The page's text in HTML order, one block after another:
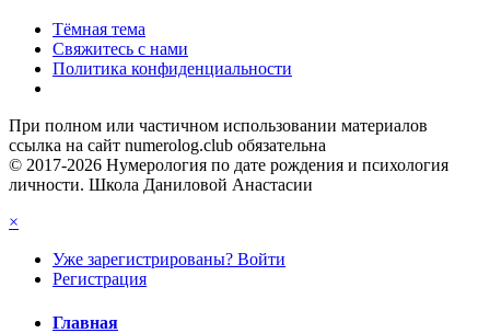
Тёмная тема
Свяжитесь с нами
Политика конфиденциальности
При полном или частичном использовании материалов
ссылка на сайт numerolog.club обязательна
© 2017-2026 Нумерология по дате рождения и психология
личности. Школа Даниловой Анастасии
×
Уже зарегистрированы? Войти
Регистрация
Главная